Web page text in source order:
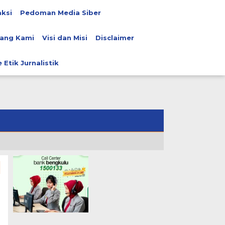
Pedoman Media Siber
Kami Visi dan Misi Disclaimer
Etik Jurnalistik